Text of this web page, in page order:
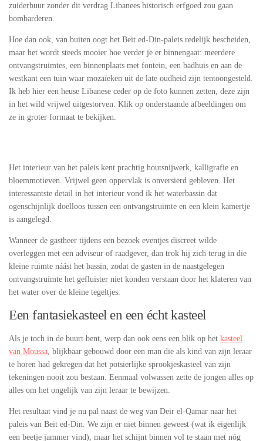
zuiderbuur zonder dit verdrag Libanees historisch erfgoed zou gaan
bombarderen.
Hoe dan ook, van buiten oogt het Beit ed-Din-paleis redelijk bescheiden,
maar het wordt steeds mooier hoe verder je er binnengaat: meerdere
ontvangstruimtes, een binnenplaats met fontein, een badhuis en aan de
westkant een tuin waar mozaïeken uit de late oudheid zijn tentoongesteld.
Ik heb hier een heuse Libanese ceder op de foto kunnen zetten, deze zijn
in het wild vrijwel uitgestorven. Klik op onderstaande afbeeldingen om
ze in groter formaat te bekijken.
Het interieur van het paleis kent prachtig houtsnijwerk, kalligrafie en
bloemmotieven. Vrijwel geen oppervlak is onversierd gebleven. Het
interessantste detail in het interieur vond ik het waterbassin dat
ogenschijnlijk doelloos tussen een ontvangstruimte en een klein kamertje
is aangelegd.
Wanneer de gastheer tijdens een bezoek eventjes discreet wilde
overleggen met een adviseur of raadgever, dan trok hij zich terug in die
kleine ruimte náást het bassin, zodat de gasten in de naastgelegen
ontvangstruimte het gefluister niet konden verstaan door het klateren van
het water over de kleine tegeltjes.
Een fantasiekasteel en een écht kasteel
Als je toch in de buurt bent, werp dan ook eens een blik op het kasteel
van Moussa , blijkbaar gebouwd door een man die als kind van zijn leraar
te horen had gekregen dat het potsierlijke sprookjeskasteel van zijn
tekeningen nooit zou bestaan. Eenmaal volwassen zette de jongen alles op
alles om het ongelijk van zijn leraar te bewijzen.
Het resultaat vind je nu pal naast de weg van Deir el-Qamar naar het
paleis van Beit ed-Din. We zijn er niet binnen geweest (wat ik eigenlijk
een beetje jammer vind), maar het schijnt binnen vol te staan met nóg